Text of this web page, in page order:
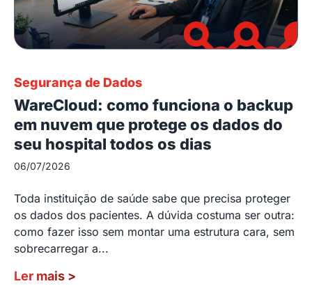
Segurança de Dados
WareCloud: como funciona o backup
em nuvem que protege os dados do
seu hospital todos os dias
06/07/2026
Toda instituição de saúde sabe que precisa proteger
os dados dos pacientes. A dúvida costuma ser outra:
como fazer isso sem montar uma estrutura cara, sem
sobrecarregar a...
Ler mais >